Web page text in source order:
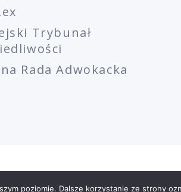
Trybunał
Rada Adwokacka
poziomie. Dalsze korzystanie ze strony